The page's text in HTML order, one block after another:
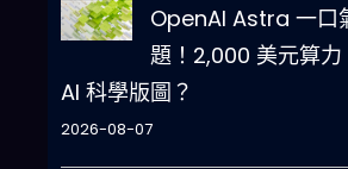
OpenAI Astra 一口
題！2,000 美元算
AI 科學版圖？
2026-08-07